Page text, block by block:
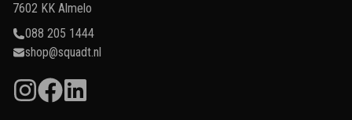
7602 KK Almelo
088 205 1444
shop@squadt.nl